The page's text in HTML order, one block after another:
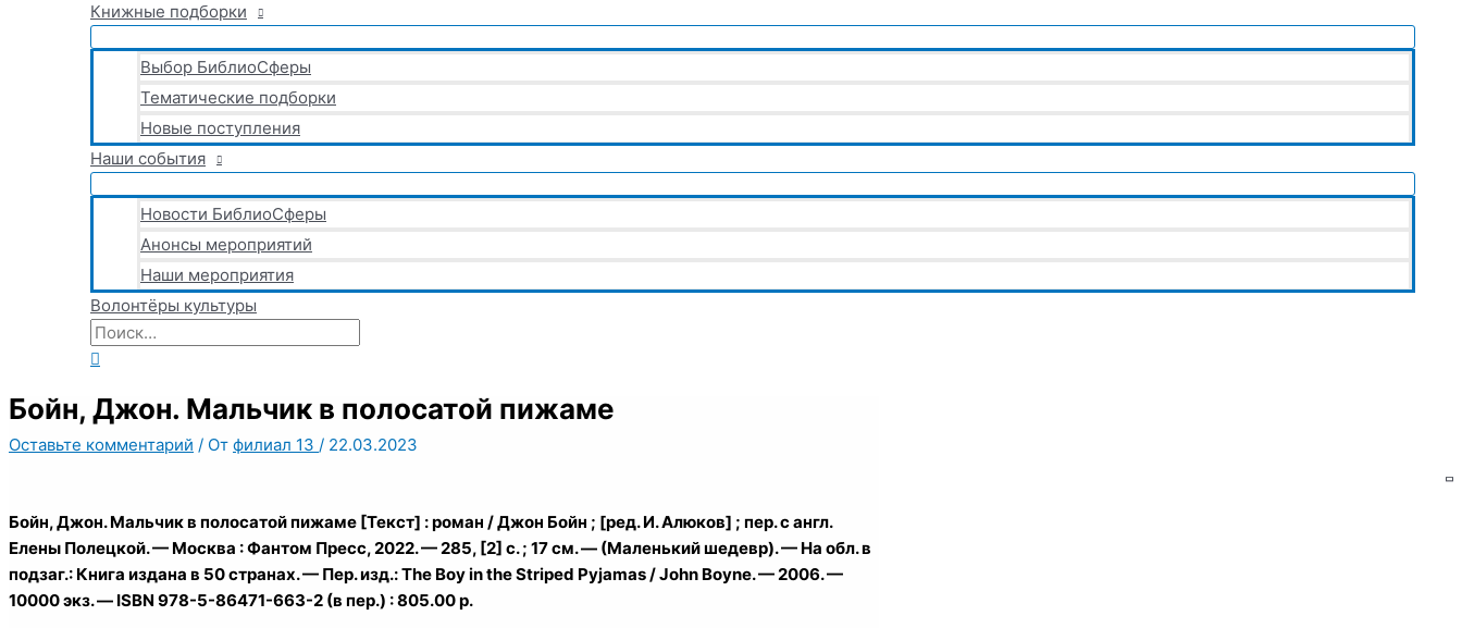
Книжные подборки
Выбор БиблиоСферы
Тематические подборки
Новые поступления
Наши события
Новости БиблиоСферы
Анонсы мероприятий
Наши мероприятия
Волонтёры культуры
Бойн, Джон. Мальчик в полосатой пижаме
Оставьте комментарий / От филиал 13 / 22.03.2023
Бойн, Джон. Мальчик в полосатой пижаме [Текст] : роман / Джон Бойн ; [ред. И. Алюков] ; пер. с англ.
Елены Полецкой. — Москва : Фантом Пресс, 2022. — 285, [2] с. ; 17 см. — (Маленький шедевр). — На обл. в
подзаг.: Книга издана в 50 странах. — Пер. изд.: The Boy in the Striped Pyjamas / John Boyne. — 2006. —
10000 экз. — ISBN 978-5-86471-663-2 (в пер.) : 805.00 р.